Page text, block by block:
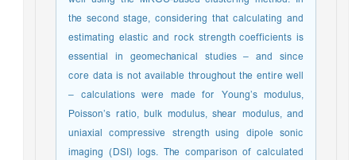
the second stage, considering that calculating and
estimating elastic and rock strength coefficients is
essential in geomechanical studies – and since
core data is not available throughout the entire well
– calculations were made for Young’s modulus,
Poisson’s ratio, bulk modulus, shear modulus, and
uniaxial compressive strength using dipole sonic
imaging (DSI) logs. The comparison of calculated